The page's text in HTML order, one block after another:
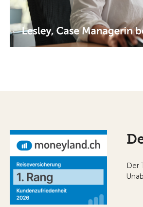
Der